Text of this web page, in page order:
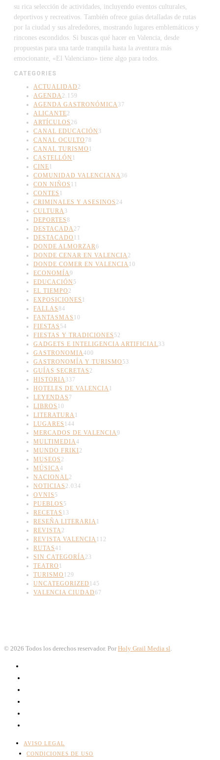
su rica selección de actividades, incluyendo eventos culturales,
deportivos y recreativos. También ofrece guías detalladas de rutas
por la ciudad y sus alrededores, mostrando lugares emblemáticos y
rincones escondidos. Si buscas qué hacer en Valencia, desde
propuestas para una tarde tranquila hasta la aventura más
emocionante, «El Valenciano» tiene algo para todos.
CATEGORIES
ACTUALIDAD 2
AGENDA2.159
AGENDA GASTRONÓMICA37
ALICANTE2
ARTÍCULOS 26
CANAL EDUCACIÓN 3
CANAL OCULTO 78
CANAL TURISMO 1
CASTELLÓN 1
CINE1
COMUNIDAD VALENCIANA36
CON NIÑOS 11
CONTES 1
CRIMINALES Y ASESINOS 24
CULTURA3
DEPORTES8
DESTACADA27
DESTACADO 11
DONDE ALMORZAR6
DONDE CENAR EN VALENCIA2
DONDE COMER EN VALENCIA10
ECONOMÍA9
EDUCACIÓN 5
EL TIEMPO 2
EXPOSICIONES 1
FALLAS84
FANTASMAS 10
FIESTAS 54
FIESTAS Y TRADICIONES 52
GADGETS E INTELIGENCIA ARTIFICIAL33
GASTRONOMIA400
GASTRONOMÍA Y TURISMO 53
GUÍAS SECRETAS 2
HISTORIA337
HOTELES DE VALENCIA1
LEYENDAS 7
LIBROS 10
LITERATURA1
LUGARES 144
MERCADOS DE VALENCIA9
MULTIMEDIA4
MUNDO FRIKI2
MUSEOS 2
MÚSICA4
NACIONAL2
NOTICIAS 2.034
OVNIS 5
PUEBLOS 5
RECETAS 13
RESEÑA LITERARIA1
REVISTA2
REVISTA VALENCIA112
RUTAS41
SIN CATEGORÍA23
TEATRO 1
TURISMO 129
UNCATEGORIZED 145
VALENCIA CIUDAD67
© 2026 Todos los derechos reservador. Por Holy Grail Media sl
AVISO LEGAL
CONDICIONES DE USO